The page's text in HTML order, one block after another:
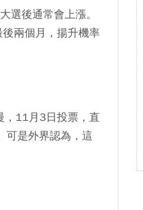
選後通常會上漲。
兩個月，揚升機率
，11月3日投票，直
可是外界認為，這